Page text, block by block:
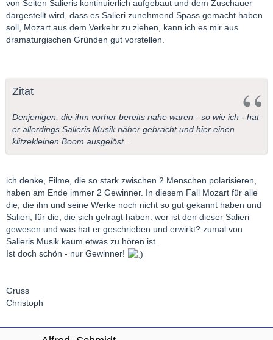
von Seiten Salieris kontinuierlich aufgebaut und dem Zuschauer
dargestellt wird, dass es Salieri zunehmend Spass gemacht haben
soll, Mozart aus dem Verkehr zu ziehen, kann ich es mir aus
dramaturgischen Gründen gut vorstellen.
Zitat
Denjenigen, die ihm vorher bereits nahe waren - so wie ich - hat
er allerdings Salieris Musik näher gebracht und hier einen
klitzekleinen Boom ausgelöst...
ich denke, Filme, die so stark zwischen 2 Menschen polarisieren,
haben am Ende immer 2 Gewinner. In diesem Fall Mozart für alle
die, die ihn und seine Werke noch nicht so gut gekannt haben und
Salieri, für die, die sich gefragt haben: wer ist den dieser Salieri
gewesen und was hat er geschrieben und erwirkt? zumal von
Salieris Musik kaum etwas zu hören ist.
Ist doch schön - nur Gewinner!
Gruss
Christoph